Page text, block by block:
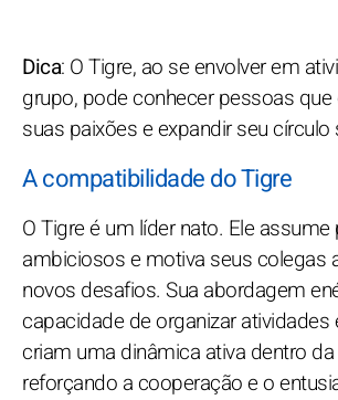
Dica: O Tigre, ao se envolver em
grupo, pode conhecer pessoas
suas paixões e expandir seu círculo
A compatibilidade do Tigre
O Tigre é um líder nato. Ele
ambiciosos e motiva seus colegas
novos desafios. Sua abordagem
capacidade de organizar atividades
criam uma dinâmica ativa dentro
reforçando a cooperação e o